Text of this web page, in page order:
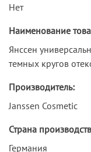
Нет
Наименование
Янссен
темных кругов
Производитель:
Janssen Cosmetic
Страна
Германия